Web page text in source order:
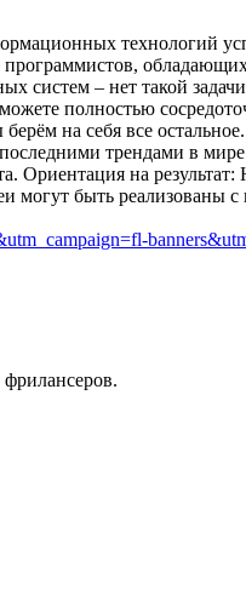
технологий
систем – нет такой
полностью
берём на себя все
трендами в
Ориентация на
быть реализованы